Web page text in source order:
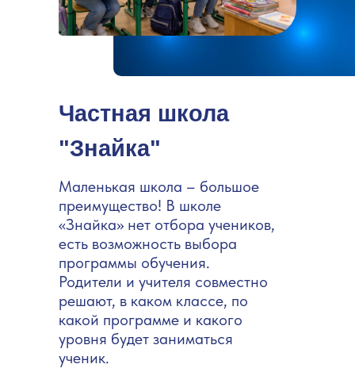
Частная школа
"Знайка"
Маленькая школа – большое
преимущество! В школе
«Знайка» нет отбора учеников,
есть возможность выбора
программы обучения.
Родители и учителя совместно
решают, в каком классе, по
какой программе и какого
уровня будет заниматься
ученик.